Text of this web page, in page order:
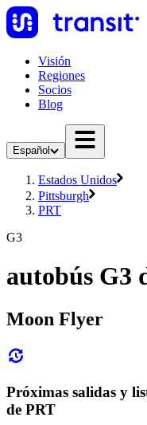
Visión
Regiones
Socios
Blog
Español
Estados Unidos
Pittsburgh
PRT
G3
autobús G3
Moon Flyer
Próximas salidas y
de PRT